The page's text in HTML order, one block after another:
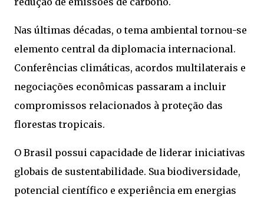
Nas últimas décadas, o tema ambiental tornou-se
elemento central da diplomacia internacional.
Conferências climáticas, acordos multilaterais e
negociações econômicas passaram a incluir
compromissos relacionados à proteção das
florestas tropicais.
O Brasil possui capacidade de liderar iniciativas
globais de sustentabilidade. Sua biodiversidade,
potencial científico e experiência em energias